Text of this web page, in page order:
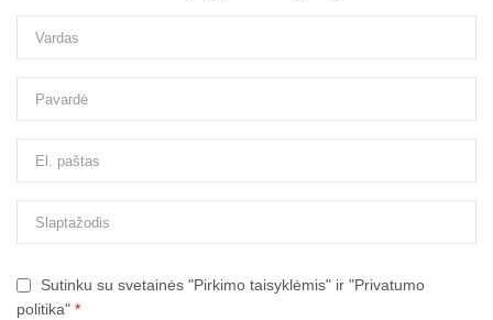
Sutinku su svetainės "Pirkimo taisyklėmis" ir "Privatumo
politika" *